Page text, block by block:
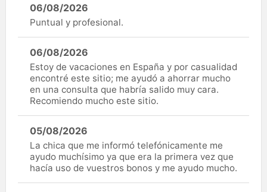
06/08/2026
Puntual y profesional.
06/08/2026
Estoy de vacaciones en España y por casualidad
encontré este sitio; me ayudó a ahorrar mucho
en una consulta que habría salido muy cara.
Recomiendo mucho este sitio.
05/08/2026
La chica que me informó telefónicamente me
ayudo muchísimo ya que era la primera vez que
hacía uso de vuestros bonos y me ayudo mucho.